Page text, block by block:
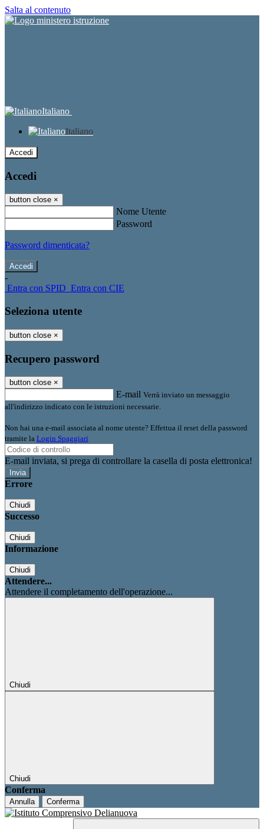
Salta al contenuto
Italiano
Italiano
Accedi
Accedi
button close ×
Nome Utente
Password
Password dimenticata?
-
Entra con SPID Entra con CIE
Seleziona utente
button close ×
Recupero password
button close ×
E-mail Verrà inviato un messaggio
all'indirizzo indicato con le istruzioni necessarie.
Non hai una e-mail associata al nome utente? Effettua il reset della password
tramite la Login Spaggiari
E-mail inviata, si prega di controllare la casella di posta elettronica!
Errore
Chiudi
Successo
Chiudi
Informazione
Chiudi
Attendere...
Attendere il completamento dell'operazione...
Chiudi
Chiudi
Conferma
Annulla Conferma